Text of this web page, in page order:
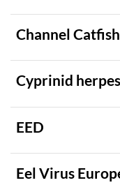
Katt
Nötkreatur
Rovdjur
Björn
Järv
Channel
Cyprinid
EED
Eel Virus